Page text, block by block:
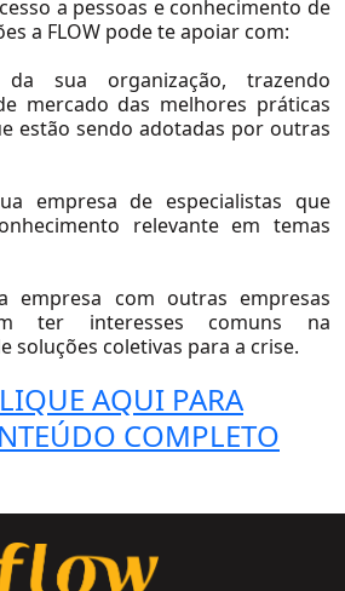
a pessoas e conhecimento de
a FLOW pode te apoiar com:
da sua organização, trazendo
mercado das melhores práticas
estão sendo adotadas por outras
empresa de especialistas que
relevante em temas
empresa com outras empresas
ter interesses comuns na
soluções coletivas para a crise.
AQUI PARA
COMPLETO